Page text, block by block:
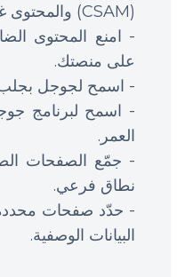
(CSAM) والمحتوى غير الرضائي.
- امنع المحتوى
على منصتك.
- اسمح لجوجل بجلب
- اسمح لبرنامج
العمر.
- جمّع الصفحات
نطاق فرعي.
- حدّد صفحات
البيانات الوصفية.